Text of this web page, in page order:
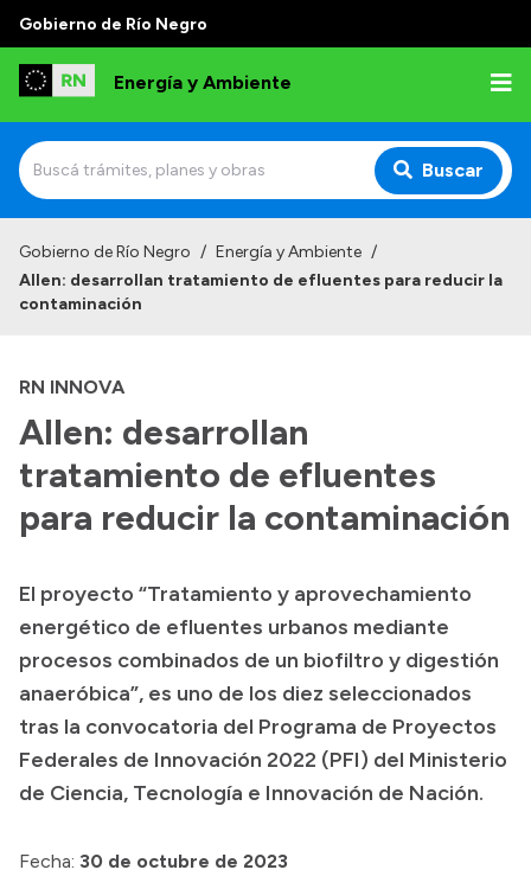
Gobierno de Río Negro
Energía y Ambiente
Buscar
Institucional
Autoridades
Normativa
Reportes
Presupuesto
Boletín Oficial
Compras y licitaciones
Consulta de expedientes
Consulta de pago a proveedores
Convocatorias
Gobierno de Río Negro / Energía y Ambiente /
Allen: desarrollan tratamiento de efluentes para reducir la
contaminación
RN INNOVA
Allen: desarrollan
tratamiento de efluentes
para reducir la contaminación
El proyecto “Tratamiento y aprovechamiento
energético de efluentes urbanos mediante
procesos combinados de un biofiltro y digestión
anaeróbica”, es uno de los diez seleccionados
tras la convocatoria del Programa de Proyectos
Federales de Innovación 2022 (PFI) del Ministerio
de Ciencia, Tecnología e Innovación de Nación.
Fecha: 30 de octubre de 2023